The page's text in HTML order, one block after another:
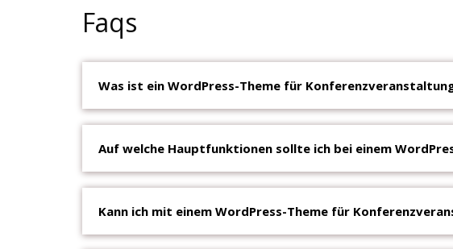
Faqs
Was ist ein WordPress-Theme für
Auf welche Hauptfunktionen sollte ich bei einem
Kann ich mit einem WordPress-Theme für